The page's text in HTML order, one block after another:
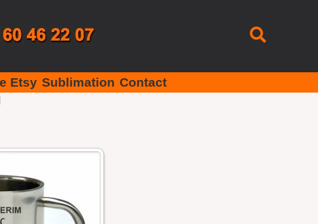
Etsy Sublimation Contact